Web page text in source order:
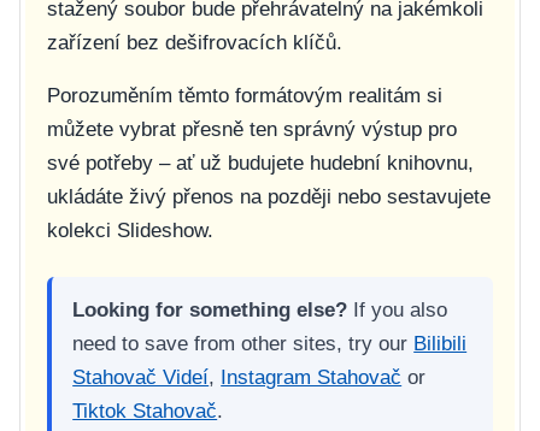
stažený soubor bude přehrávatelný na jakémkoli
zařízení bez dešifrovacích klíčů.
Porozuměním těmto formátovým realitám si
můžete vybrat přesně ten správný výstup pro
své potřeby – ať už budujete hudební knihovnu,
ukládáte živý přenos na později nebo sestavujete
kolekci Slideshow.
Looking for something else? If you also
need to save from other sites, try our Bilibili
Stahovač Videí, Instagram Stahovač or
Tiktok Stahovač.